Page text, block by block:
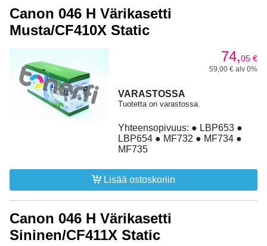
Canon 046 H Värikasetti
Musta/CF410X Static
74,05 €
59,00 € alv 0%
VARASTOSSA
Tuotetta on varastossa.
Yhteensopivuus: ● LBP653 ●
LBP654 ● MF732 ● MF734 ●
MF735
Lisää ostoskoriin
Canon 046 H Värikasetti
Sininen/CF411X Static